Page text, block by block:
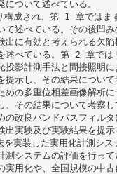
ついて述べている。
成され、第 1 章ではま
て述べている。その後凹
出に有効と考えられる欠
述べている。第 2 章では
投影計測手法と間接照明
提示し、その結果につい
めの多重位相差画像解析
、その結果について考察
の改良バンドパスフィル
出実験及び実験結果を提示
実装した実用化計測シス
測システムの評価を行っ
実用化や、全国規模の中